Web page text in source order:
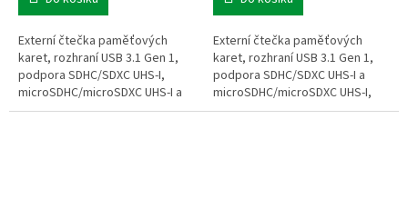
Externí čtečka paměťových
karet, rozhraní USB 3.1 Gen 1,
podpora SDHC/SDXC UHS-I,
microSDHC/microSDXC UHS-I a
CompactFlash UDMA7, sloty SD,
Externí čtečka paměťových
karet, rozhraní USB 3.1 Gen 1,
podpora SDHC/SDXC UHS-I a
microSDHC/microSDXC UHS-I,
přímé připojení přes USB Type-